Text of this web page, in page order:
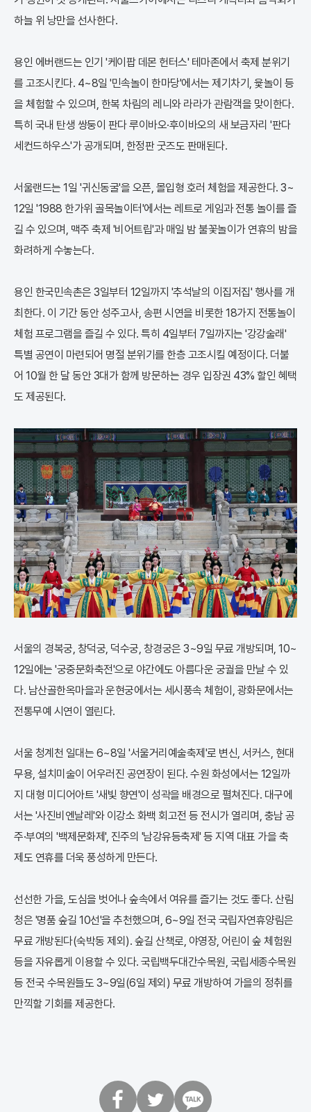
하늘 위 낭만을 선사한다.
용인 에버랜드는 인기 '케이팝 데몬 헌터스' 테마존에서 축제 분위기
를 고조시킨다. 4~8일 '민속놀이 한마당'에서는 제기차기, 윷놀이 등
을 체험할 수 있으며, 한복 차림의 레니와 라라가 관람객을 맞이한다.
특히 국내 탄생 쌍둥이 판다 루이바오·후이바오의 새 보금자리 '판다
세컨드하우스'가 공개되며, 한정판 굿즈도 판매된다.
서울랜드는 1일 '귀신동굴'을 오픈, 몰입형 호러 체험을 제공한다. 3~
12일 '1988 한가위 골목놀이터'에서는 레트로 게임과 전통 놀이를 즐
길 수 있으며, 맥주 축제 '비어트립'과 매일 밤 불꽃놀이가 연휴의 밤을
화려하게 수놓는다.
용인 한국민속촌은 3일부터 12일까지 '추석날의 이집저집' 행사를 개
최한다. 이 기간 동안 성주고사, 송편 시연을 비롯한 18가지 전통놀이
체험 프로그램을 즐길 수 있다. 특히 4일부터 7일까지는 '강강술래'
특별 공연이 마련되어 명절 분위기를 한층 고조시킬 예정이다. 더불
어 10월 한 달 동안 3대가 함께 방문하는 경우 입장권 43% 할인 혜택
도 제공된다.
서울의 경복궁, 창덕궁, 덕수궁, 창경궁은 3~9일 무료 개방되며, 10~
12일에는 '궁중문화축전'으로 야간에도 아름다운 궁궐을 만날 수 있
다. 남산골한옥마을과 운현궁에서는 세시풍속 체험이, 광화문에서는
전통무예 시연이 열린다.
서울 청계천 일대는 6~8일 '서울거리예술축제'로 변신, 서커스, 현대
무용, 설치미술이 어우러진 공연장이 된다. 수원 화성에서는 12일까
지 대형 미디어아트 '새빛 향연'이 성곽을 배경으로 펼쳐진다. 대구에
서는 '사진비엔날레'와 이강소 화백 회고전 등 전시가 열리며, 충남 공
주·부여의 '백제문화제', 진주의 '남강유등축제' 등 지역 대표 가을 축
제도 연휴를 더욱 풍성하게 만든다.
선선한 가을, 도심을 벗어나 숲속에서 여유를 즐기는 것도 좋다. 산림
청은 '명품 숲길 10선'을 추천했으며, 6~9일 전국 국립자연휴양림은
무료 개방된다(숙박동 제외). 숲길 산책로, 야영장, 어린이 숲 체험원
등을 자유롭게 이용할 수 있다. 국립백두대간수목원, 국립세종수목원
등 전국 수목원들도 3~9일(6일 제외) 무료 개방하여 가을의 정취를
만끽할 기회를 제공한다.